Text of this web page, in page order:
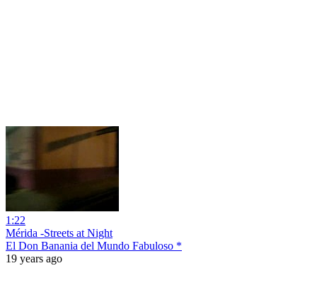
1:22
Mérida -Streets at Night
El Don Banania del Mundo Fabuloso *
19 years ago